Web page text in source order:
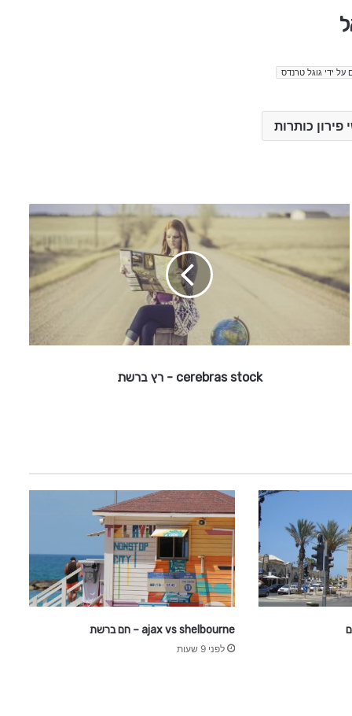
על ידי גוגל טרנדס
פירון כותרות
r
r
s
ר
ץ
ר
ש
ת
cerebras stock - רץ ברשת
ajax vs shelbourne – חם ברשת
לפני 9 שעות